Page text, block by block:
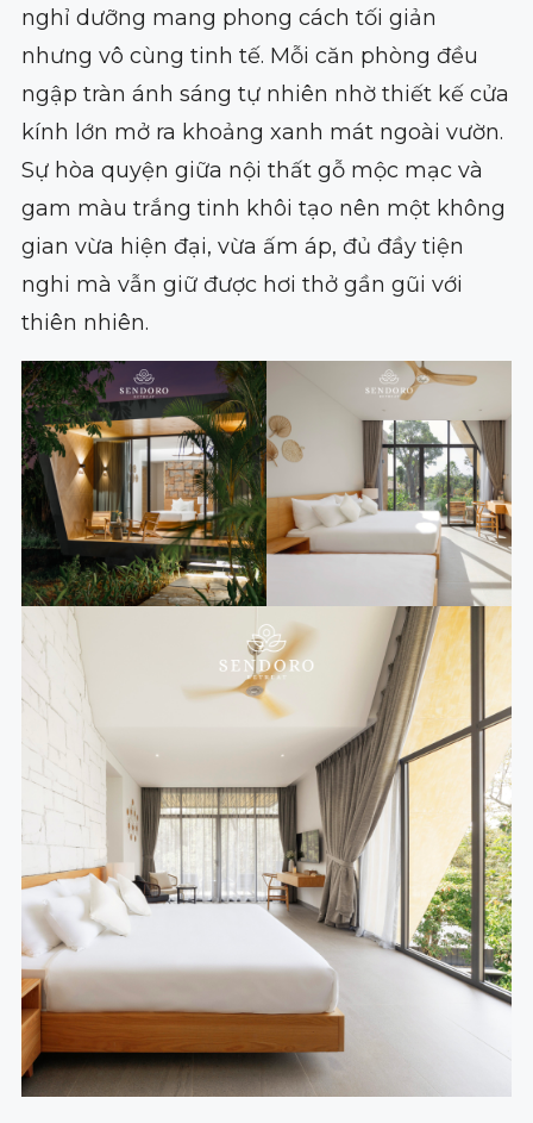
nghỉ dưỡng mang phong cách tối giản
nhưng vô cùng tinh tế. Mỗi căn phòng đều
ngập tràn ánh sáng tự nhiên nhờ thiết kế cửa
kính lớn mở ra khoảng xanh mát ngoài vườn.
Sự hòa quyện giữa nội thất gỗ mộc mạc và
gam màu trắng tinh khôi tạo nên một không
gian vừa hiện đại, vừa ấm áp, đủ đầy tiện
nghi mà vẫn giữ được hơi thở gần gũi với
thiên nhiên.